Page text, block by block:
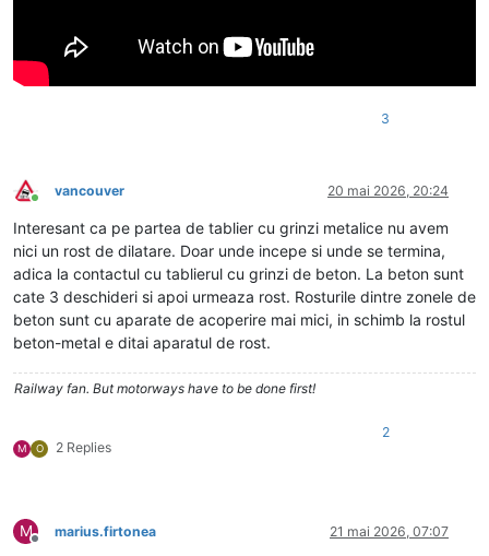
3
Conectat
vancouver 20 mai 2026, 20:24
Interesant ca pe partea de tablier cu grinzi metalice nu avem
nici un rost de dilatare. Doar unde incepe si unde se termina,
adica la contactul cu tablierul cu grinzi de beton. La beton sunt
cate 3 deschideri si apoi urmeaza rost. Rosturile dintre zonele de
beton sunt cu aparate de acoperire mai mici, in schimb la rostul
beton-metal e ditai aparatul de rost.
Railway fan. But motorways have to be done first!
M O 2 Replies
2
M
Deconectat
marius.firtonea 21 mai 2026, 07:07